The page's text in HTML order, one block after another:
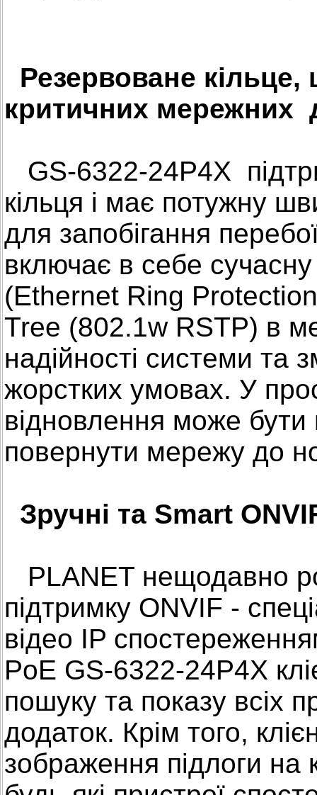
Резервоване
критичних мережних
GS-6322-24P4X
кільця і має потужну
для запобігання
включає в себе
(Ethernet Ring
Tree (802.1w RSTP) в
надійності системи та
жорстких умовах. У
відновлення може
повернути мережу до
Зручні та Smart
PLANET нещодавно
підтримку ONVIF -
відео IP
PoE GS-6322-24P4X
пошуку та показу всіх
додаток. Крім того,
зображення підлоги на